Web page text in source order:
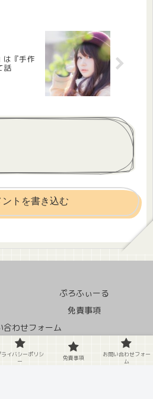
は『手作
話
ントを書き込む
ぷろふぃーる
免責事項
合わせフォーム
ソ田舎の中の蛙.
ライバシーポリシ
ー
免責事項
お問い合わせフォー
ム